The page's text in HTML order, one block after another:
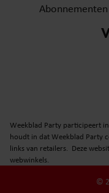
gebruiken.
Abonnementen
Weekblad Party participeert
houdt in dat Weekblad Party
links van retailers. Deze
webwinkels.
©